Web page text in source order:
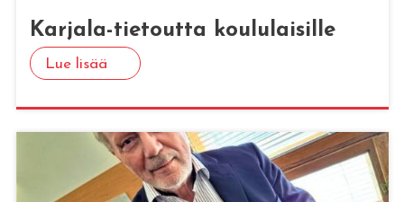
Kar­ja­la-tie­tout­ta kou­lu­lai­sil­le
Lue lisää